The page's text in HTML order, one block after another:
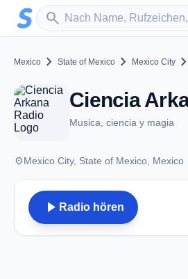
Zum Hauptinhalt springen
search
Sender suchen
Mexico chevron_right State of Mexico chevron_right Mexico City chevron_right
Musica, ciencia y magia
placeMexico City, State of Mexico, Mexico
play_arrow Radio hören